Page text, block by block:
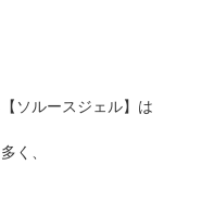
ソルースジェル】は
く、